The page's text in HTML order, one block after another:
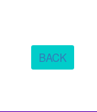
BACK